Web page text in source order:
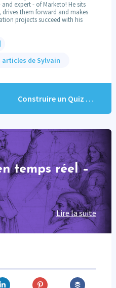
expert - of Marketo! He sits
drives them forward and makes
projects succeed with his
de Sylvain
Construire un Quiz Outgrow
temps réel –
Lire la suite